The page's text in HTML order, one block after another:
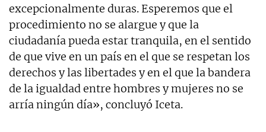
excepcionalmente duras. Esperemos que el
procedimiento no se alargue y que la
ciudadanía pueda estar tranquila, en el sentido
de que vive en un país en el que se respetan los
derechos y las libertades y en el que la bandera
de la igualdad entre hombres y mujeres no se
arría ningún día», concluyó Iceta.